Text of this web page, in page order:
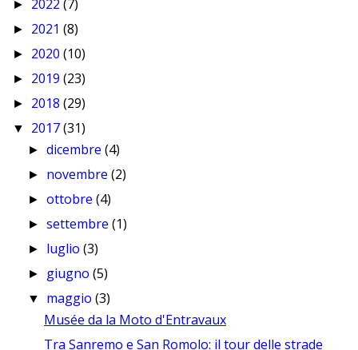
► 2022 (7)
► 2021 (8)
► 2020 (10)
► 2019 (23)
► 2018 (29)
▼ 2017(31)
►dicembre(4)
► novembre(2)
►ottobre(4)
►settembre(1)
► luglio(3)
► giugno(5)
▼ maggio(3)
Musée da la Moto d'Entravaux
Tra Sanremo e San Romolo: il tour delle strade